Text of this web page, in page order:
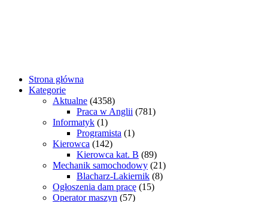
Strona główna
Kategorie
Aktualne (4358)
Praca w Anglii (781)
Informatyk (1)
Programista (1)
Kierowca (142)
Kierowca kat. B (89)
Mechanik samochodowy (21)
Blacharz-Lakiernik (8)
Ogłoszenia dam pracę (15)
Operator maszyn (57)